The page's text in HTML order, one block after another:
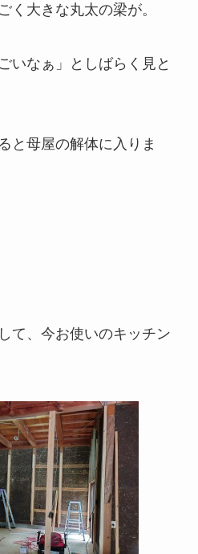
く大きな丸太の梁が。
いなぁ」としばらく見と
と母屋の解体に入りま
て、今お使いのキッチン